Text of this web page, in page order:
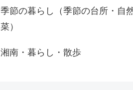
季節の暮らし（季節の台所・自
菜）
湘南・暮らし・散歩